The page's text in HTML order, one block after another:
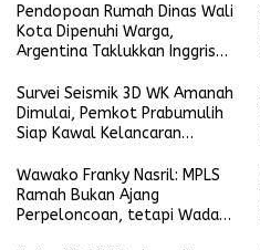
Pendopoan Rumah Dinas Wali
Kota Dipenuhi Warga,
Argentina Taklukkan Inggris
Survei Seismik 3D WK Amanah
Dimulai, Pemkot Prabumulih
Siap Kawal Kelancaran
Wawako Franky Nasril: MPLS
Ramah Bukan Ajang
Perpeloncoan, tetapi Wadah